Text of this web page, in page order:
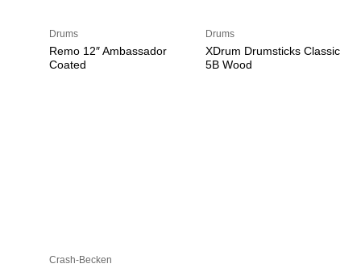
Drums
Remo 12″ Ambassador
Coated
Drums
XDrum Drumsticks Classic
5B Wood
Crash-Becken